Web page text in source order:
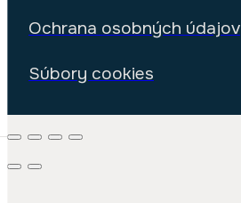
Ochrana osobných údajov
Súbory cookies